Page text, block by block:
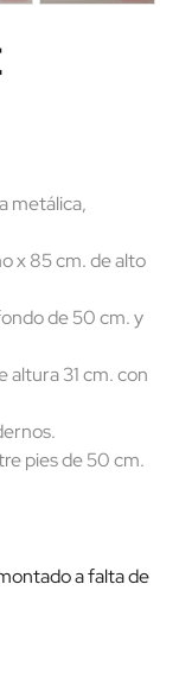
metálica,
x 85 cm. de alto
de 50 cm. y
altura 31 cm. con
pies de 50 cm.
a falta de